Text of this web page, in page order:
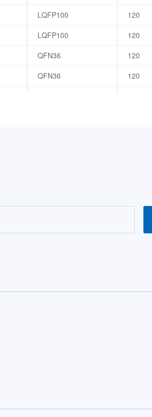
LQFP100 120
LQFP100 120
QFN36 120
QFN36 120